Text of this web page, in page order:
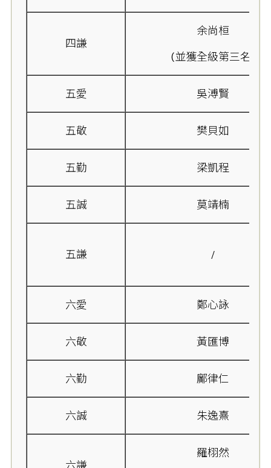
四謙
余尚桓
(並獲全級第三名)
五愛 吳溥賢
五敬 樊貝如
五勤 梁凱程
五誠 莫靖楠
五謙 /
六愛 鄭心詠
六敬 黃匯博
六勤 鄺律仁
六誠 朱逸熹
羅栩然